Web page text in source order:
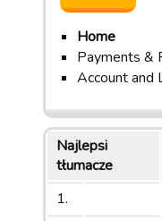
Home
Payments &
Account and
Najlepsi
tłumacze
1.